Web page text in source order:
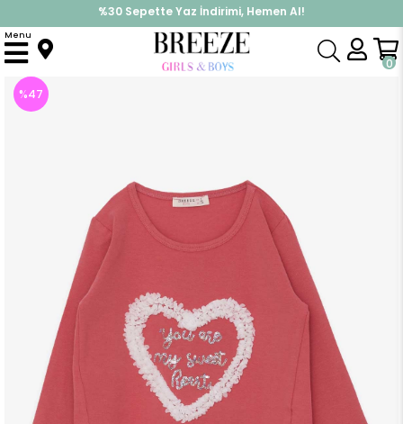
İndirimlere ek %10 İndirimi Kap, Hemen Üye Ol!
0
Menu
Anasayfa Üst Giyim Uzun Kollu Tişört Kız Çocuk Uzun Kollu Tişört Simli Kalp Baskılı Gülkurusu (5 Yaş)
%47